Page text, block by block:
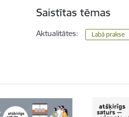
Saistītas tēmas
Aktualitātes: Labā prakse